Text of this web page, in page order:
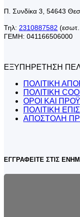
Π. Συνδίκα 3, 54643
Τηλ: 2310887582 (εσωτ.
ΓΕΜΗ: 041166506000
ΕΞΥΠΗΡΕΤΗΣΗ
ΠΟΛΙΤΙΚΗ
ΠΟΛΙΤΙΚΗ
ΟΡΟΙ ΚΑΙ
ΠΟΛΙΤΙΚΗ
ΑΠΟΣΤΟΛΗ
ΕΓΓΡΑΦΕΙΤΕ ΣΤΙΣ